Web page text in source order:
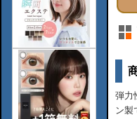
弾力
ン製